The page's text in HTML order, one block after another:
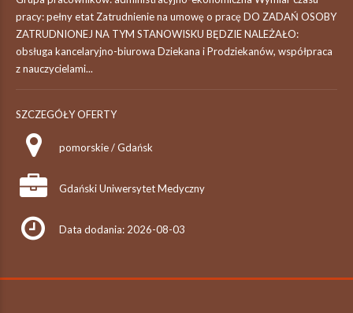
pracy: pełny etat Zatrudnienie na umowę o pracę DO ZADAŃ OSOBY
ZATRUDNIONEJ NA TYM STANOWISKU BĘDZIE NALEŻAŁO:
obsługa kancelaryjno-biurowa Dziekana i Prodziekanów, współpraca
z nauczycielami...
SZCZEGÓŁY OFERTY
pomorskie / Gdańsk
Gdański Uniwersytet Medyczny
Data dodania: 2026-08-03